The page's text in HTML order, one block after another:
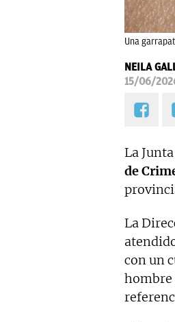
Una
NEILA
15/06/
La
de
La
con un
hombre